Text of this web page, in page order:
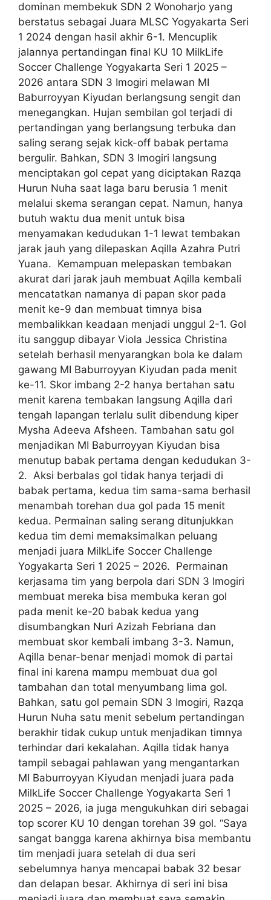
dominan membekuk SDN 2 Wonoharjo yang
berstatus sebagai Juara MLSC Yogyakarta Seri
1 2024 dengan hasil akhir 6-1. Mencuplik
jalannya pertandingan final KU 10 MilkLife
Soccer Challenge Yogyakarta Seri 1 2025 –
2026 antara SDN 3 Imogiri melawan MI
Baburroyyan Kiyudan berlangsung sengit dan
menegangkan. Hujan sembilan gol terjadi di
pertandingan yang berlangsung terbuka dan
saling serang sejak kick-off babak pertama
bergulir. Bahkan, SDN 3 Imogiri langsung
menciptakan gol cepat yang diciptakan Razqa
Hurun Nuha saat laga baru berusia 1 menit
melalui skema serangan cepat. Namun, hanya
butuh waktu dua menit untuk bisa
menyamakan kedudukan 1-1 lewat tembakan
jarak jauh yang dilepaskan Aqilla Azahra Putri
Yuana. Kemampuan melepaskan tembakan
akurat dari jarak jauh membuat Aqilla kembali
mencatatkan namanya di papan skor pada
menit ke-9 dan membuat timnya bisa
membalikkan keadaan menjadi unggul 2-1. Gol
itu sanggup dibayar Viola Jessica Christina
setelah berhasil menyarangkan bola ke dalam
gawang MI Baburroyyan Kiyudan pada menit
ke-11. Skor imbang 2-2 hanya bertahan satu
menit karena tembakan langsung Aqilla dari
tengah lapangan terlalu sulit dibendung kiper
Mysha Adeeva Afsheen. Tambahan satu gol
menjadikan MI Baburroyyan Kiyudan bisa
menutup babak pertama dengan kedudukan 3-
2. Aksi berbalas gol tidak hanya terjadi di
babak pertama, kedua tim sama-sama berhasil
menambah torehan dua gol pada 15 menit
kedua. Permainan saling serang ditunjukkan
kedua tim demi memaksimalkan peluang
menjadi juara MilkLife Soccer Challenge
Yogyakarta Seri 1 2025 – 2026. Permainan
kerjasama tim yang berpola dari SDN 3 Imogiri
membuat mereka bisa membuka keran gol
pada menit ke-20 babak kedua yang
disumbangkan Nuri Azizah Febriana dan
membuat skor kembali imbang 3-3. Namun,
Aqilla benar-benar menjadi momok di partai
final ini karena mampu membuat dua gol
tambahan dan total menyumbang lima gol.
Bahkan, satu gol pemain SDN 3 Imogiri, Razqa
Hurun Nuha satu menit sebelum pertandingan
berakhir tidak cukup untuk menjadikan timnya
terhindar dari kekalahan. Aqilla tidak hanya
tampil sebagai pahlawan yang mengantarkan
MI Baburroyyan Kiyudan menjadi juara pada
MilkLife Soccer Challenge Yogyakarta Seri 1
2025 – 2026, ia juga mengukuhkan diri sebagai
top scorer KU 10 dengan torehan 39 gol. “Saya
sangat bangga karena akhirnya bisa membantu
tim menjadi juara setelah di dua seri
sebelumnya hanya mencapai babak 32 besar
dan delapan besar. Akhirnya di seri ini bisa